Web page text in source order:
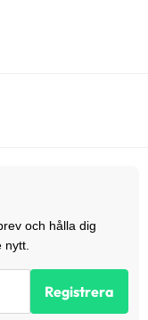
och hålla dig
Registrera